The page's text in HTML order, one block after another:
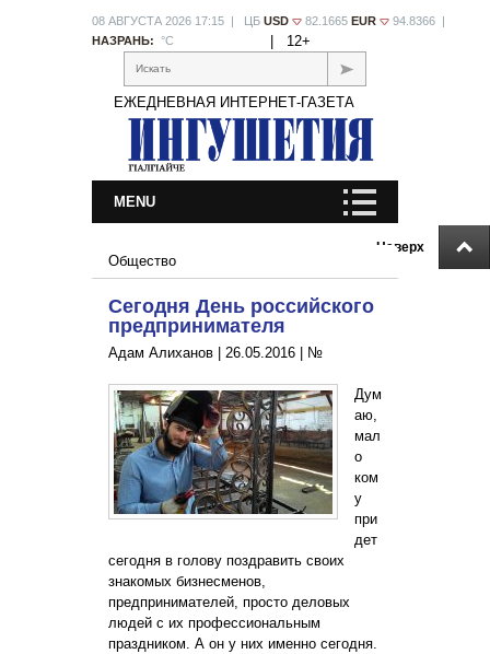
Наверх
08 АВГУСТА 2026 17:15 | ЦБ USD 82.1665 EUR
94.8366 |
НАЗРАНЬ: °С 12+
Искать
ЕЖЕДНЕВНАЯ ИНТЕРНЕТ-ГАЗЕТА
MENU
Общество
Сегодня День российского
предпринимателя
Адам Алиханов | 26.05.2016 №
Дум
аю,
мал
о
ком
у
при
дет
сегодня в голову поздравить своих
знакомых бизнесменов,
предпринимателей, просто деловых
людей с их профессиональным
праздником. А он у них именно сегодня.